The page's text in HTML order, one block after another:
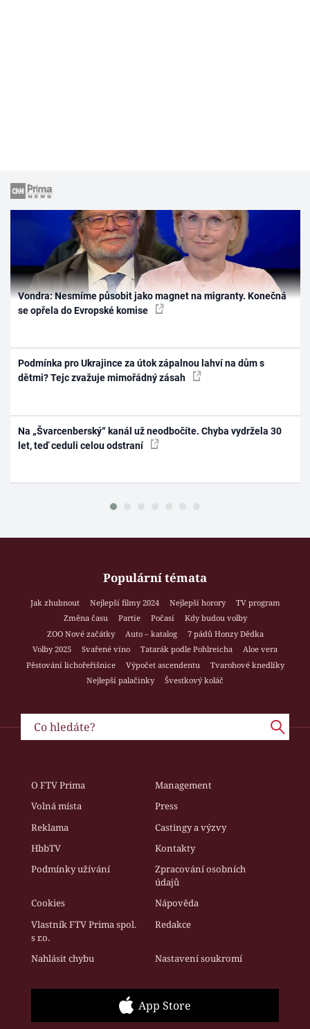
Vondra: Nesmíme působit jako magnet na migranty. Konečná
se opřela do Evropské komise
Podmínka pro Ukrajince za útok zápalnou lahví na dům s
dětmi? Tejc zvažuje mimořádný zásah
Na „Švarcenberský“ kanál už neodbočíte. Chyba vydržela 30
let, teď ceduli celou odstraní
Populární témata
Jak zhubnout Nejlepší filmy 2024 Nejlepší horory
TV program
Změna času
Partie Počasí
Kdy budou volby
ZOO Nové začátky
Auto – katalog
7 pádů Honzy Dědka
Volby 2025
Svařené víno Tatarák podle Pohlreicha
Aloe vera
Pěstování lichořeřišnice
Výpočet ascendentu
Tvarohové knedlíky
Nejlepší palačinky
Švestkový koláč
O FTV Prima
Management
Volná místa
Press
Reklama
Castingy a výzvy
HbbTV
Kontakty
Podmínky užívání
Zpracování osobních
údajů
Cookies
Nápověda
Vlastník FTV Prima spol.
s r.o.
Redakce
Nahlásit chybu Nastavení soukromí
App Store